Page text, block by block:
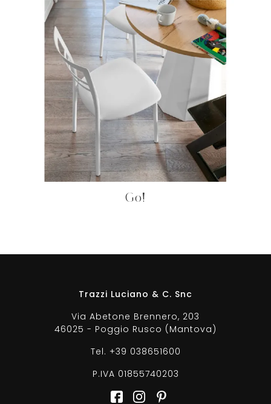
Go!
Trazzi Luciano & C. Snc
Via Abetone Brennero, 203
46025 - Poggio Rusco (Mantova)
Tel. +39 038651600
P.IVA 01855740203